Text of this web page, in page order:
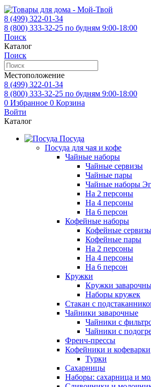
8 (499) 322-01-34
8 (800) 333-32-25 по будням 9:00-18:00
Поиск
Каталог
Поиск
Местоположение
8 (499) 322-01-34
8 (800) 333-32-25 по будням 9:00-18:00
0 Избранное 0 Корзина
Войти
Каталог
Посуда
Посуда для чая и кофе
Чайные наборы
Чайные сервизы
Чайные пары
Чайные наборы
На 2 персоны
На 4 персоны
На 6 персон
Кофейные наборы
Кофейные
Кофейные пары
На 2 персоны
На 4 персоны
На 6 персон
Кружки
Кружки
Наборы кружек
Стакан с
Чайники заварочные
Чайники с
Чайники с
Френч-прессы
Кофейники и кофеварки
Турки
Сахарницы
Наборы: сахарница и